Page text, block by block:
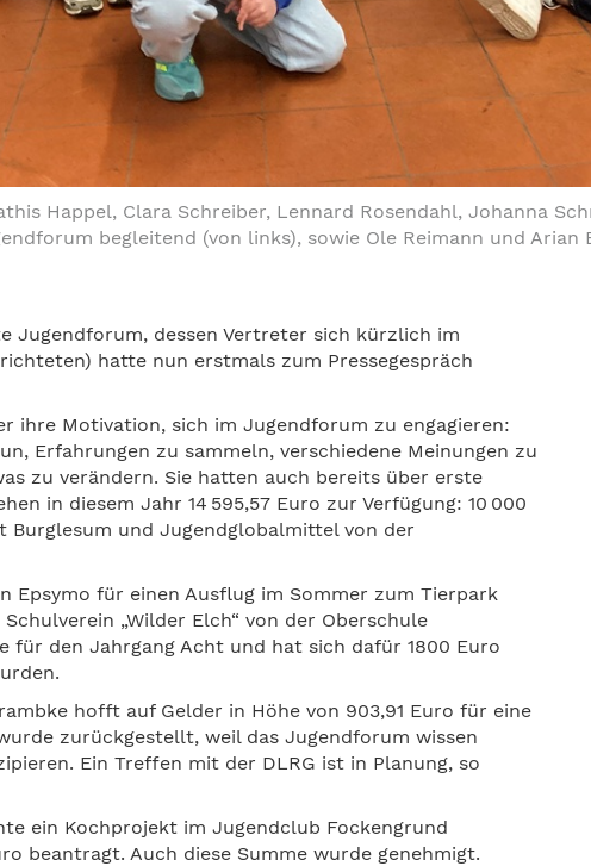
Happel, Clara Schreiber, Lennard Rosendahl, Johanna
begleitend (von links), sowie Ole Reimann und
Jugendforum, dessen Vertreter sich kürzlich im
hatte nun erstmals zum Pressegespräch
ihre Motivation, sich im Jugendforum zu engagieren:
Erfahrungen zu sammeln, verschiedene Meinungen zu
zu verändern. Sie hatten auch bereits über erste
in diesem Jahr 14 595,57 Euro zur Verfügung: 10 000
Burglesum und Jugendglobalmittel von der
Epsymo für einen Ausflug im Sommer zum Tierpark
„Wilder Elch“ von der Oberschule
für den Jahrgang Acht und hat sich dafür 1800 Euro
hofft auf Gelder in Höhe von 903,91 Euro für eine
zurückgestellt, weil das Jugendforum wissen
Ein Treffen mit der DLRG ist in Planung, so
ein Kochprojekt im Jugendclub Fockengrund
beantragt. Auch diese Summe wurde genehmigt.